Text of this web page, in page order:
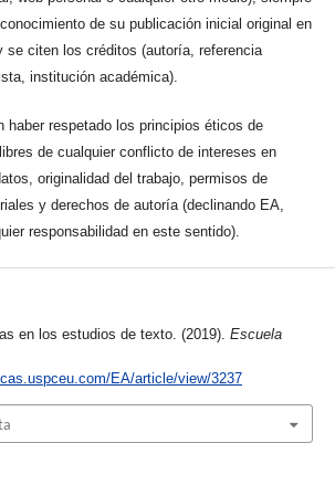
de su publicación inicial original en
se citen los créditos (autoría, referencia
institución académica).
haber respetado los principios éticos de
de cualquier conflicto de intereses en
originalidad del trabajo, permisos de
y derechos de autoría (declinando EA,
responsabilidad en este sentido).
en los estudios de texto. (2019). Escuela
EA/article/view/3237